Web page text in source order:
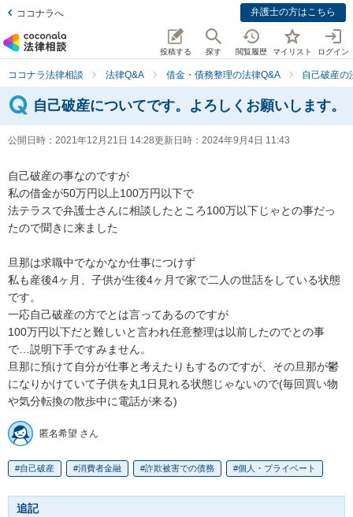
ココナラへ 弁護士の方はこちら
投稿する 探す 閲覧履歴 マイリスト ログイン
ココナラ法律相談 法律Q&A 借金・債務整理の法律Q&A 自己破産の
自己破産についてです。よろしくお願いします。
公開日時： 2021年12月21日 14:28更新日時： 2024年9月4日 11:43
自己破産の事なのですが
私の借金が50万円以上100万円以下で
法テラスで弁護士さんに相談したところ100万以下じゃとの事だっ
たので聞きに来ました
旦那は求職中でなかなか仕事につけず
私も産後4ヶ月、子供が生後4ヶ月で家で二人の世話をしている状態
です。
一応自己破産の方でとは言ってあるのですが
100万円以下だと難しいと言われ任意整理は以前したのでとの事
で…説明下手ですみません。
旦那に預けて自分が仕事と考えたりもするのですが、その旦那が鬱
になりかけていて子供を丸1日見れる状態じゃないので(毎回買い物
や気分転換の散歩中に電話が来る)
匿名希望 さん
自己破産 消費者金融 詐欺被害での債務 個人・プライベート
追記